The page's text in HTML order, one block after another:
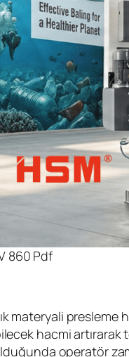
860 Pdf
materyali
hacmi artırarak
operatör